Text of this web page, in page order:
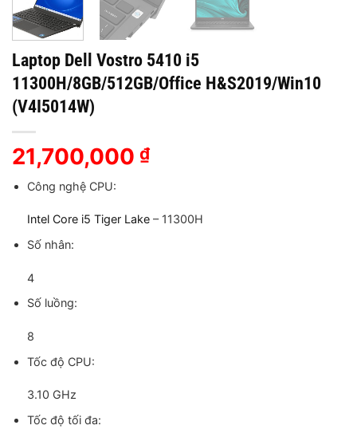
Laptop Dell Vostro 5410 i5
11300H/8GB/512GB/Office H&S2019/Win10
(V4I5014W)
21,700,000 ₫
Công nghệ CPU:
Intel Core i5 Tiger Lake– 11300H
Số nhân:
4
Số luồng:
8
Tốc độ CPU:
3.10 GHz
Tốc độ tối đa: